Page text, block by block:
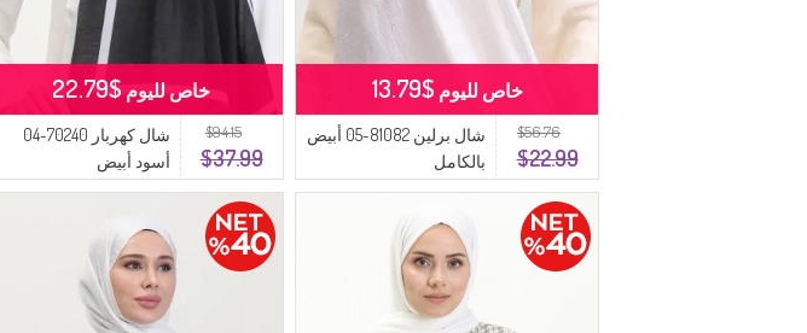
$56.76
$22.99
شال برلين 81082-05 أبيض
بالكامل
خاص لليوم $13.79
$94.15
$37.99
شال كهربار 70240-04
أسود أبيض
خاص لليوم $22.79